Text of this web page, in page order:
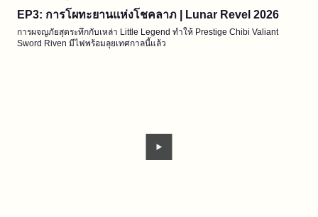
EP3: การโผทะยานแห่งโชคลาภ | Lunar Revel 2026
การผจญภัยสุดระทึกกับเหล่า Little Legend ทำให้ Prestige Chibi Valiant
Sword Riven มีไฟพร้อมลุยเทศกาลนี้แล้ว